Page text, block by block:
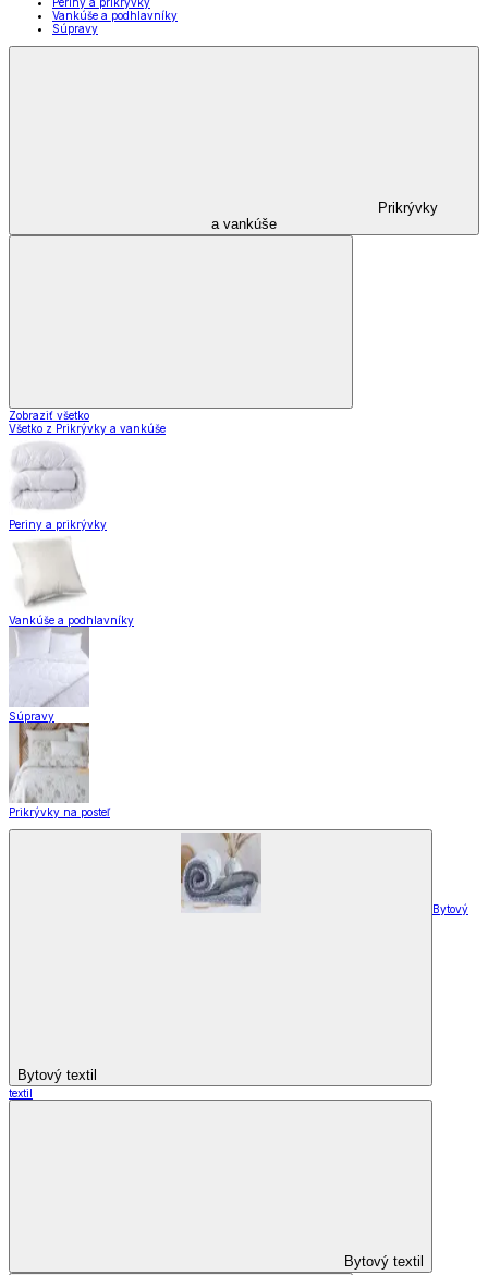
Vankúše a podhlavníky
Súpravy
Prikrývky
a vankúše
Zobraziť všetko
Všetko z Prikrývky a vankúše
Periny a prikrývky
Vankúše a podhlavníky
Súpravy
Prikrývky na posteľ
Bytový textil
Bytový
textil
Bytový textil